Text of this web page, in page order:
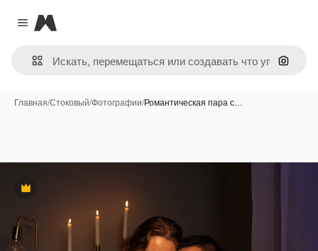
Close menu
Magnific
Поиск
Главная/Стоковый/Фотографии/Романтическая пара с…
Премиум